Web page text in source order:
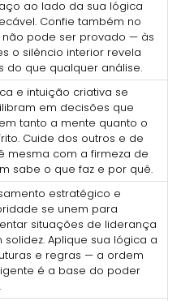
ao lado da sua lógica
Confie também no
não pode ser provado — às
o silêncio interior revela
do que qualquer análise.
e intuição criativa se
em decisões que
tanto a mente quanto o
Cuide dos outros e de
mesma com a firmeza de
sabe o que faz e por quê.
estratégico e
se unem para
situações de liderança
solidez. Aplique sua lógica a
e regras — a ordem
é a base do poder